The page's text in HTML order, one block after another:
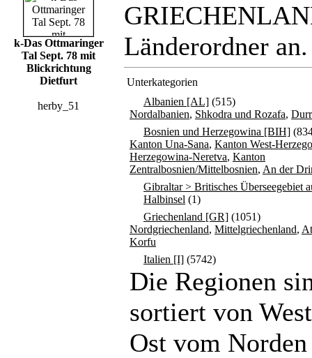
k-Das Ottmaringer
Tal Sept. 78 mit
Blickrichtung
Dietfurt
herby_51
Länderordner
Unterkategorien
Albanien [AL] (515)
Nordalbanien, Shkodra und Rozafa,
Bosnien und Herzegowina [BIH]
Kanton Una-Sana, Kanton West-
Herzegowina-Neretva, Kanton
Zentralbosnien/Mittelbosnien, An der
Gibraltar > Britisches Überseegebiet
Halbinsel (1)
Griechenland [GR] (1051)
Nordgriechenland, Mittelgriechenland,
Korfu
Italien [I] (5742)
Die Regionen
sortiert von
Ost vom